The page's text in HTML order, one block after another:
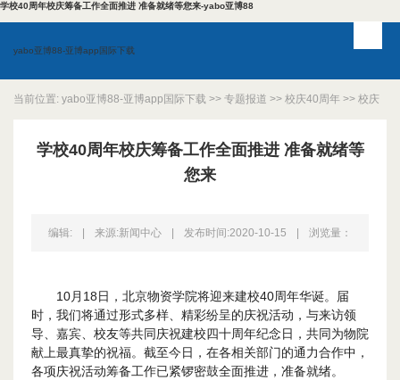
学校40周年校庆筹备工作全面推进 准备就绪等您来-yabo亚博88
yabo亚博88-亚博app国际下载
当前位置: yabo亚博88-亚博app国际下载 >> 专题报道 >> 校庆40周年 >> 校庆
>> 正文
学校40周年校庆筹备工作全面推进 准备就绪等
您来
编辑: 来源:新闻中心 发布时间:2020-10-15 浏览量：
10月18日，北京物资学院将迎来建校40周年华诞。届
时，我们将通过形式多样、精彩纷呈的庆祝活动，与来访领
导、嘉宾、校友等共同庆祝建校四十周年纪念日，共同为物院
献上最真挚的祝福。截至今日，在各相关部门的通力合作中，
各项庆祝活动筹备工作已紧锣密鼓全面推进，准备就绪。